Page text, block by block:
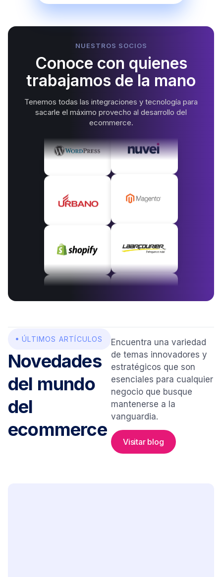
NUESTROS SOCIOS
Conoce con quienes
trabajamos de la mano
Tenemos todas las integraciones y tecnología para
sacarle el máximo provecho al desarrollo del
ecommerce.
ÚLTIMOS ARTÍCULOS
Novedades
del mundo
del
ecommerce
Encuentra una variedad
de temas innovadores y
estratégicos que son
esenciales para cualquier
negocio que busque
mantenerse a la
vanguardia.
Visitar blog